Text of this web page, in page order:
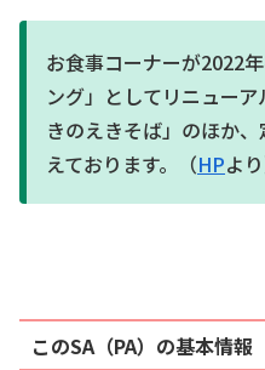
お食事コーナーが2022
ング」としてリニュー
きのえきそば」のほか
えております。（HPより
このSA（PA）の基本情報